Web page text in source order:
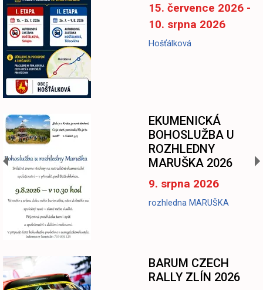
15. července 2026 -
10. srpna 2026
Hošťálková
EKUMENICKÁ
BOHOSLUŽBA U
ROZHLEDNY
MARUŠKA 2026
9. srpna 2026
rozhledna MARUŠKA
BARUM CZECH
RALLY ZLÍN 2026